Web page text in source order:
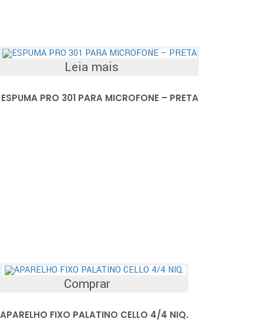
Leia mais
ESPUMA PRO 301 PARA MICROFONE – PRETA
Comprar
APARELHO FIXO PALATINO CELLO 4/4 NIQ.